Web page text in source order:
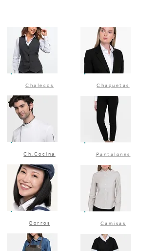
Chalecos
Ch.Cocina
Gorros
Chaquetas
Pantalones
Camisas